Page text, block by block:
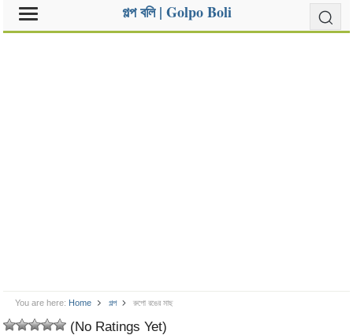
গল্প বলি | Golpo Boli
You are here: Home গল্প রুপো রঙের মাছ
(No Ratings Yet)